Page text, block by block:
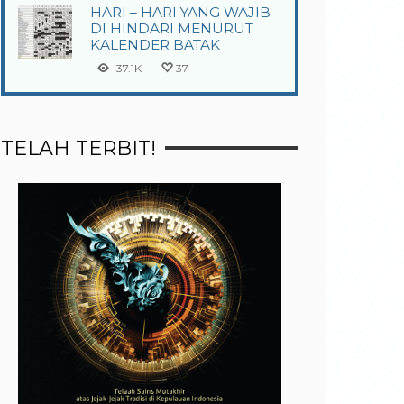
HARI – HARI YANG WAJIB
DI HINDARI MENURUT
KALENDER BATAK
37.1K 37
TELAH TERBIT!